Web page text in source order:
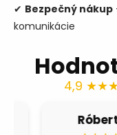
✔ Bezpečný nákup
komunikácie
4,9
Róbert H.